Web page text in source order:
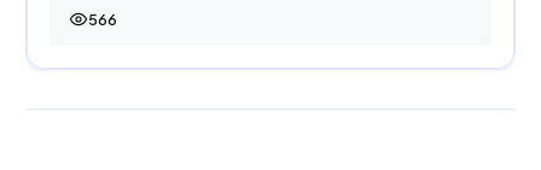
566
566 просмотров